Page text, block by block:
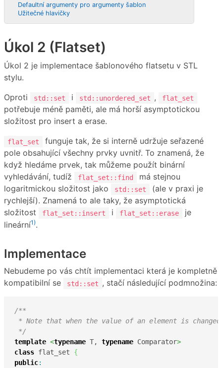
Defaultní argumenty pro argumenty šablon
Užitečné hlavičky
Úkol 2 (Flatset)
Úkol 2 je implementace šablonového flatsetu v STL
stylu.
Oproti
std::set i std::unordered_set , flat_set
potřebuje méně paměti, ale má horší asymptotickou
složitost pro insert a erase.
flat_set
funguje tak, že si interně udržuje seřazené
pole obsahující všechny prvky uvnitř. To znamená, že
když hledáme prvek, tak můžeme použít binární
vyhledávání, tudíž
flat_set::find
má stejnou
logaritmickou složitost jako
std::set
(ale v praxi je
rychlejší). Znamená to ale taky, že asymptotická
složitost
flat_set::insert i flat_set::erase
je
lineární1).
Implementace
Nebudeme po vás chtít implementaci která je kompletně
kompatibilní se
std::set , stačí následující podmnožina:
/**
* Note that when the value of an element is
*/
template <typename T, typename Comparator>
class flat_set {
public: